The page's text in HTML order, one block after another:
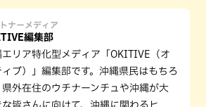
ナーメディア
編集部
エリア特化型メディア「OKITIVE（オ
ィブ）」編集部です。沖縄県民はもちろ
県外在住のウチナーンチュや沖縄が大
な皆さんに向けて、沖縄に関わるヒ